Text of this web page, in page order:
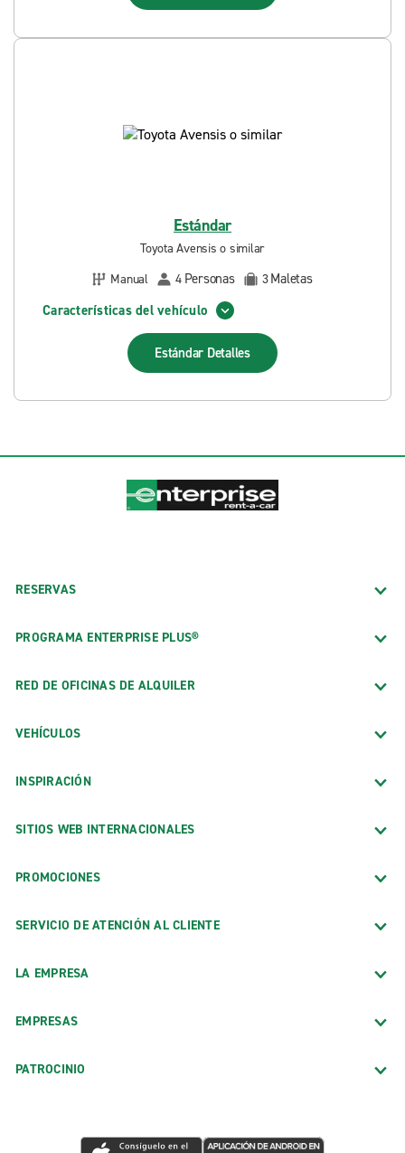
Estándar
Toyota Avensis o similar
Manual
4 Personas 3Maletas
Características del vehículo
Estándar Detalles
RESERVAS
PROGRAMA ENTERPRISE PLUS®
RED DE OFICINAS DE ALQUILER
VEHÍCULOS
INSPIRACIÓN
SITIOS WEB INTERNACIONALES
PROMOCIONES
SERVICIO DE ATENCIÓN AL CLIENTE
LA EMPRESA
EMPRESAS
PATROCINIO